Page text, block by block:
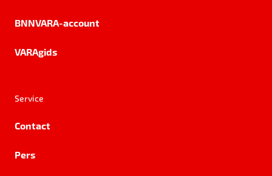
BNNVARA-account
VARAgids
Service
Contact
Pers